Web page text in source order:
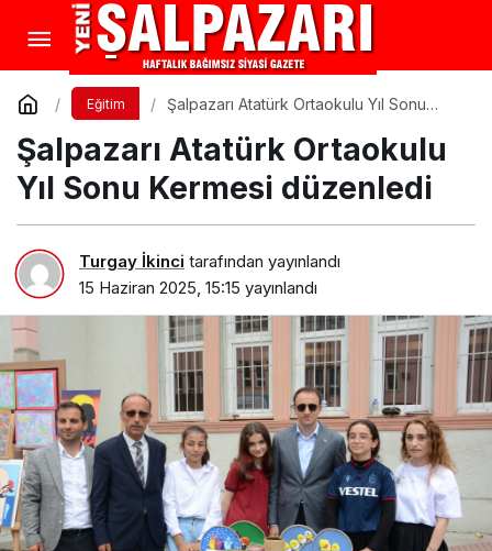
Eğitim
Şalpazarı Atatürk Ortaokulu Yıl Sonu
Şalpazarı Atatürk Ortaokulu
Yıl Sonu Kermesi düzenledi
Turgay İkinci tarafından yayınlandı
15 Haziran 2025, 15:15 yayınlandı